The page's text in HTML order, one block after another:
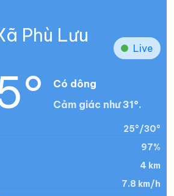
Phù Lưu
Live
Có dông
Cảm giác như 31°.
25°/30°
97%
4 km
7.8 km/h